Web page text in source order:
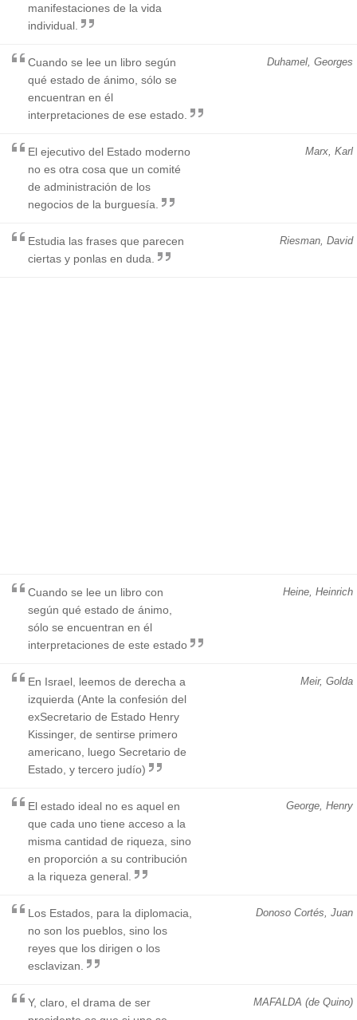
manifestaciones de la vida
individual.
Duhamel, Georges
Cuando se lee un libro según
qué estado de ánimo, sólo se
encuentran en él
interpretaciones de ese estado.
Marx, Karl
El ejecutivo del Estado moderno
no es otra cosa que un comité
de administración de los
negocios de la burguesía.
Riesman, David
Estudia las frases que parecen
ciertas y ponlas en duda.
Heine, Heinrich
Cuando se lee un libro con
según qué estado de ánimo,
sólo se encuentran en él
interpretaciones de este estado
Meir, Golda
En Israel, leemos de derecha a
izquierda (Ante la confesión del
exSecretario de Estado Henry
Kissinger, de sentirse primero
americano, luego Secretario de
Estado, y tercero judío)
George, Henry
El estado ideal no es aquel en
que cada uno tiene acceso a la
misma cantidad de riqueza, sino
en proporción a su contribución
a la riqueza general.
Donoso Cortés, Juan
Los Estados, para la diplomacia,
no son los pueblos, sino los
reyes que los dirigen o los
esclavizan.
MAFALDA (de Quino)
Y, claro, el drama de ser